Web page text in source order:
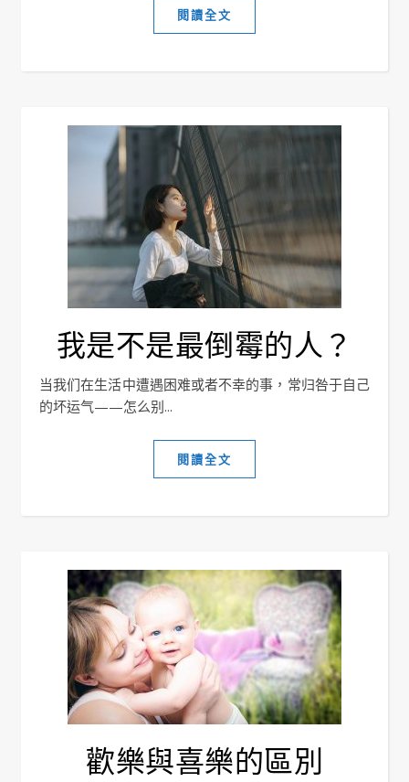
閱讀全文
我是不是最倒霉的人？
当我们在生活中遭遇困难或者不幸的事，常归咎于自己
的坏运气——怎么别...
閱讀全文
歡樂與喜樂的區別